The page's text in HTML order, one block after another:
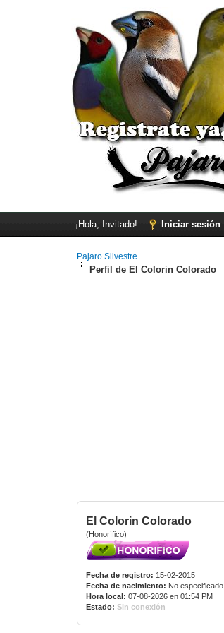
¡Hola, Invitado! Iniciar sesión
Pajaro Silvestre
Perfil de El Colorin Colorado
El Colorin Colorado
(Honorífico)
Fecha de registro: 15-02-2015
Fecha de nacimiento: No especificado
Hora local: 07-08-2026 en 01:54 PM
Estado: Sin conexión